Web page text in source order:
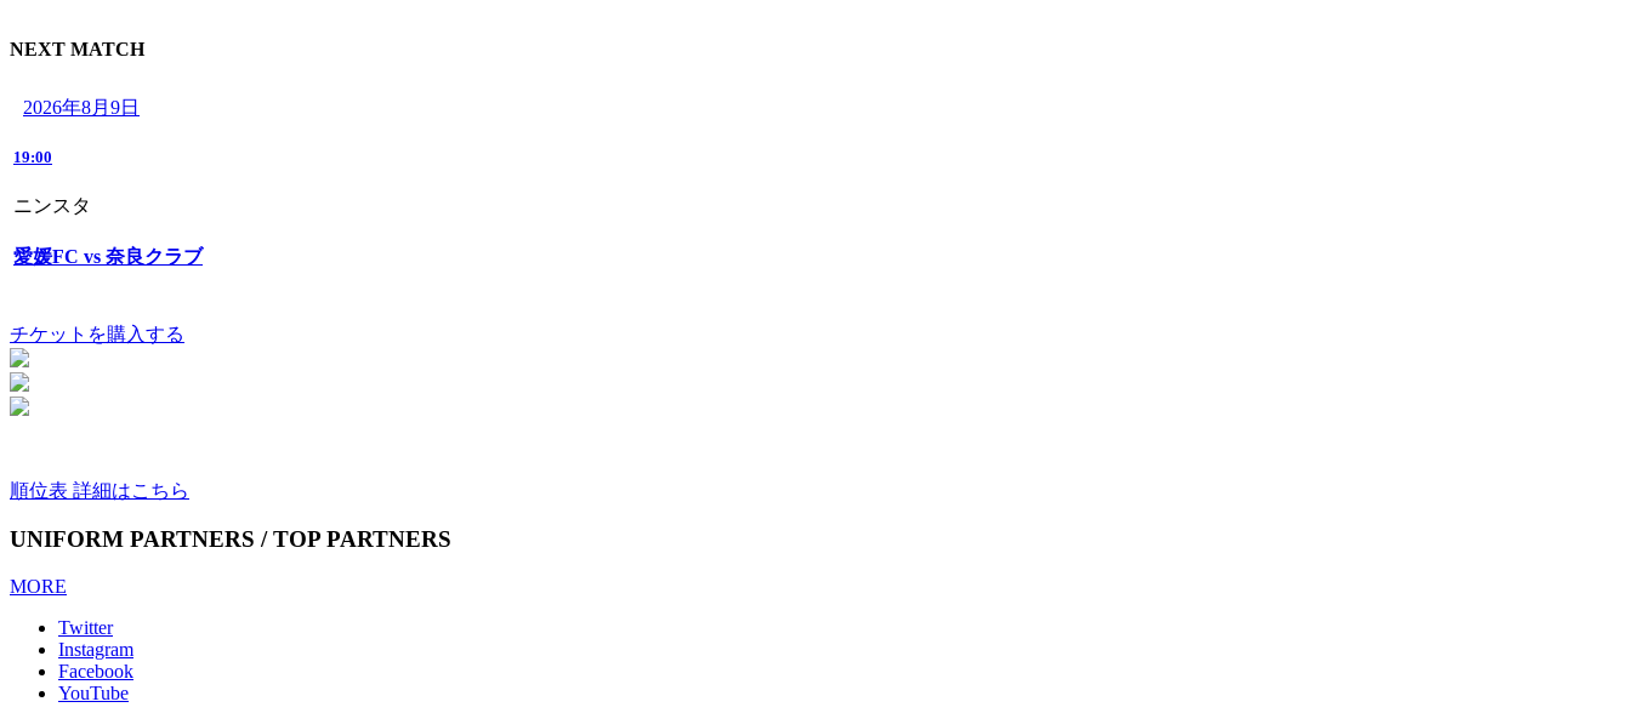
NEXT MATCH
2026年8月9日
19:00
ニンスタ
愛媛FC vs 奈良クラブ
チケットを購入する
順位表 詳細はこちら
UNIFORM PARTNERS / TOP PARTNERS
MORE
Twitter
Instagram
Facebook
YouTube